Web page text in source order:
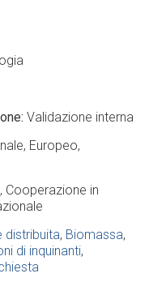
Validazione interna
Europeo
Cooperazione in
distribuita Biomassa
di inquinanti